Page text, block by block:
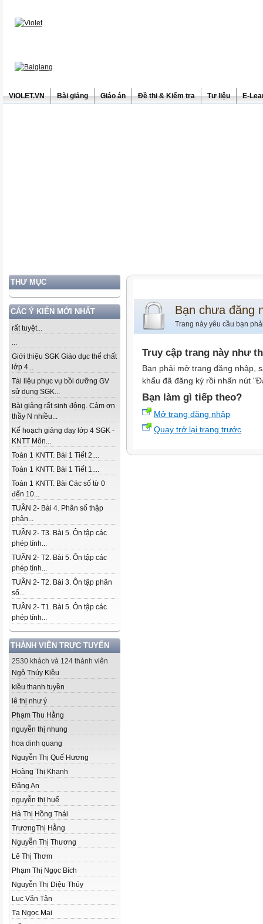
ViOLET.VN Bài giảng Giáo án Đề thi & Kiểm tra Tư liệu E-
THƯ MỤC
CÁC Ý KIẾN MỚI NHẤT
rất tuyệt...
...
Giới thiệu SGK Giáo dục thể chất
lớp 4...
Tài liệu phục vụ bồi dưỡng GV
sử dụng SGK...
Bài giảng rất sinh động. Cảm ơn
thầy N nhiều...
Kế hoạch giảng dạy lớp 4 SGK -
KNTT Môn...
Toán 1 KNTT. Bài 1 Tiết 2....
Toán 1 KNTT. Bài 1 Tiết 1....
Toán 1 KNTT. Bài Các số từ 0
đến 10...
TUẦN 2- Bài 4. Phân số thập
phân...
TUẦN 2- T3. Bài 5. Ôn tập các
phép tính...
TUẦN 2- T2. Bài 5. Ôn tập các
phép tính...
TUẦN 2- T2. Bài 3. Ôn tập phân
số...
TUẦN 2- T1. Bài 5. Ôn tập các
phép tính...
THÀNH VIÊN TRỰC TUYẾN
2530 khách và 124 thành viên
Ngô Thúy Kiều
kiều thanh tuyền
lê thị như ý
Phạm Thu Hằng
nguyễn thị nhung
hoa dinh quang
Nguyễn Thị Quế Hương
Hoàng Thị Khanh
Đăng An
nguyễn thị huế
Hà Thị Hồng Thái
TrươngThị Hằng
Nguyễn Thị Thương
Lê Thị Thơm
Phạm Thị Ngọc Bích
Nguyễn Thị Diệu Thúy
Lục Văn Tân
Tạ Ngọc Mai
Bạn chưa đăng
Trang này yêu cầu bạn
Truy cập trang này như
Bạn phải mở trang đăng nhập,
khẩu đã đăng ký rồi nhấn nút
Bạn làm gì tiếp theo?
Mở trang đăng nhập
Quay trở lại trang trước